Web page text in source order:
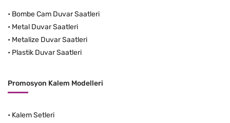
• Bombe Cam Duvar Saatleri
• Metal Duvar Saatleri
• Metalize Duvar Saatleri
• Plastik Duvar Saatleri
Promosyon Kalem Modelleri
• Kalem Setleri